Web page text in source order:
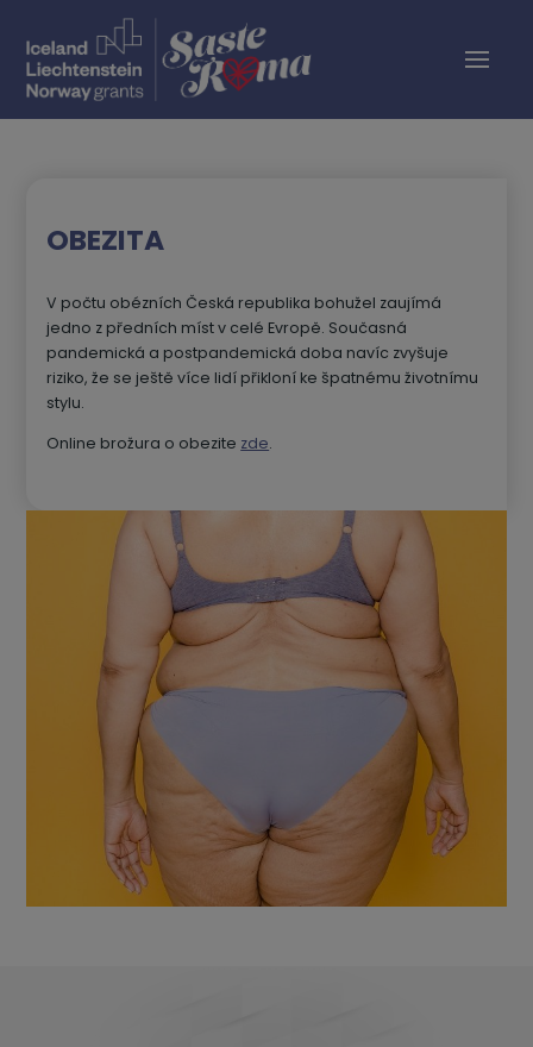
OBEZITA
V počtu obézních Česká republika bohužel zaujímá
jedno z předních míst v celé Evropě. Současná
pandemická a postpandemická doba navíc zvyšuje
riziko, že se ještě více lidí přikloní ke špatnému životnímu
stylu.
Online brožura o obezite zde.